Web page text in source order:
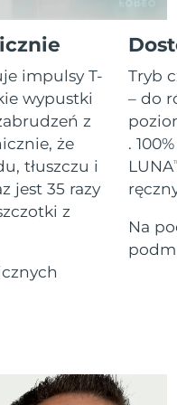
impulsy T-
wypustki
z
że
tłuszczu i
jest 35 razy
z
Tryb
– do
.
LUNA
Na
essentialsGel
czas dostawy
Oczekiwany czas dostawy
11/8/26
czas dostawy
10/8/26
czas dostawy
11/8/26
czas dostawy
Oczekiwany czas dostawy
12/8/26